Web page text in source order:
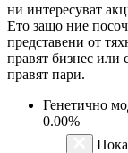
ни интересуват
Ето защо ние
представени от
правят бизнес или
правят пари.
Генетично
0.00%